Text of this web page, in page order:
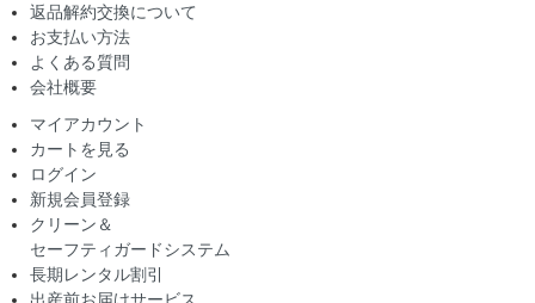
返品解約交換について
お支払い方法
よくある質問
会社概要
マイアカウント
カートを見る
ログイン
新規会員登録
クリーン＆
セーフティガードシステム
長期レンタル割引
出産前お届けサービス